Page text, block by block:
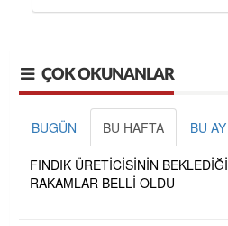
ÇOK OKUNANLAR
BUGÜN BU HAFTA BU AY
FINDIK ÜRETİCİSİNİN BEKLEDİĞİ
RAKAMLAR BELLİ OLDU